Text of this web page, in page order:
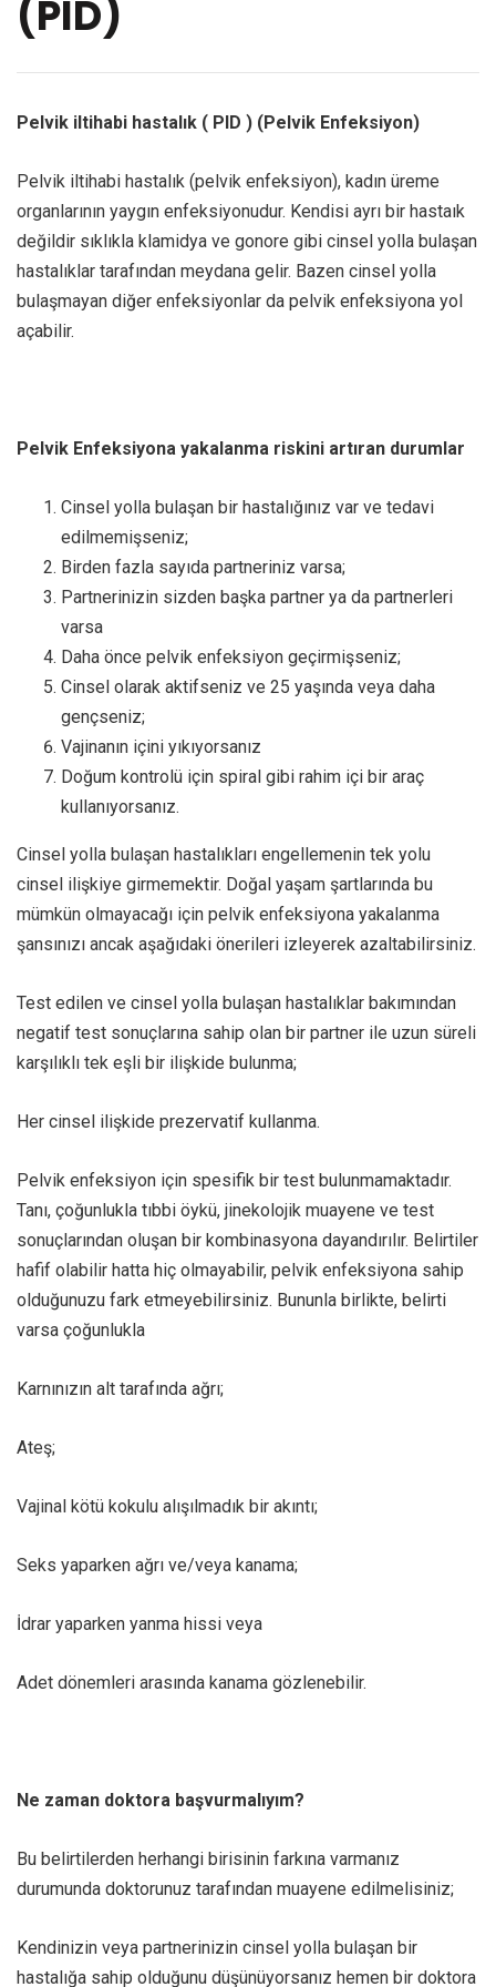
(PID)
Pelvik iltihabi hastalık ( PID ) (Pelvik Enfeksiyon)
Pelvik iltihabi hastalık (pelvik enfeksiyon), kadın üreme
organlarının yaygın enfeksiyonudur. Kendisi ayrı bir hastaık
değildir sıklıkla klamidya ve gonore gibi cinsel yolla bulaşan
hastalıklar tarafından meydana gelir. Bazen cinsel yolla
bulaşmayan diğer enfeksiyonlar da pelvik enfeksiyona yol
açabilir.
Pelvik Enfeksiyona yakalanma riskini artıran durumlar
Cinsel yolla bulaşan bir hastalığınız var ve tedavi
edilmemişseniz;
Birden fazla sayıda partneriniz varsa;
Partnerinizin sizden başka partner ya da partnerleri
varsa
Daha önce pelvik enfeksiyon geçirmişseniz;
Cinsel olarak aktifseniz ve 25 yaşında veya daha
gençseniz;
Vajinanın içini yıkıyorsanız
Doğum kontrolü için spiral gibi rahim içi bir araç
kullanıyorsanız.
Cinsel yolla bulaşan hastalıkları engellemenin tek yolu
cinsel ilişkiye girmemektir. Doğal yaşam şartlarında bu
mümkün olmayacağı için pelvik enfeksiyona yakalanma
şansınızı ancak aşağıdaki önerileri izleyerek azaltabilirsiniz.
Test edilen ve cinsel yolla bulaşan hastalıklar bakımından
negatif test sonuçlarına sahip olan bir partner ile uzun süreli
karşılıklı tek eşli bir ilişkide bulunma;
Her cinsel ilişkide prezervatif kullanma.
Pelvik enfeksiyon için spesifik bir test bulunmamaktadır.
Tanı, çoğunlukla tıbbi öykü, jinekolojik muayene ve test
sonuçlarından oluşan bir kombinasyona dayandırılır. Belirtiler
hafif olabilir hatta hiç olmayabilir, pelvik enfeksiyona sahip
olduğunuzu fark etmeyebilirsiniz. Bununla birlikte, belirti
varsa çoğunlukla
Karnınızın alt tarafında ağrı;
Ateş;
Vajinal kötü kokulu alışılmadık bir akıntı;
Seks yaparken ağrı ve/veya kanama;
İdrar yaparken yanma hissi veya
Adet dönemleri arasında kanama gözlenebilir.
Ne zaman doktora başvurmalıyım?
Bu belirtilerden herhangi birisinin farkına varmanız
durumunda doktorunuz tarafından muayene edilmelisiniz;
Kendinizin veya partnerinizin cinsel yolla bulaşan bir
hastalığa sahip olduğunu düşünüyorsanız hemen bir doktora